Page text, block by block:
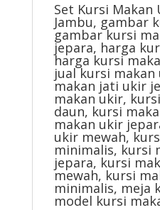
Set Kursi Makan
Jambu, gambar
gambar kursi
jepara, harga
harga kursi
jual kursi
makan jati ukir
makan ukir,
daun, kursi
makan ukir
ukir mewah,
minimalis, kursi
jepara, kursi
mewah, kursi
minimalis, meja
model kursi